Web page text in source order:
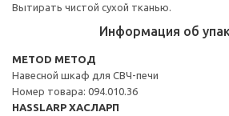
Вытирать чистой сухой тканью.
Информация об
METOD МЕТОД
Навесной шкаф для СВЧ-печи
Номер товара: 094.010.36
HASSLARP ХАСЛАРП